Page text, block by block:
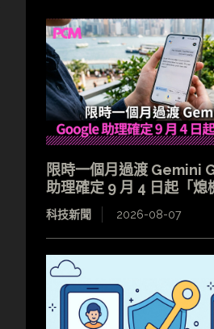
限時一個月過渡 Gemini
助理確定 9 月 4 日起「熄
科技新聞 2026-08-07